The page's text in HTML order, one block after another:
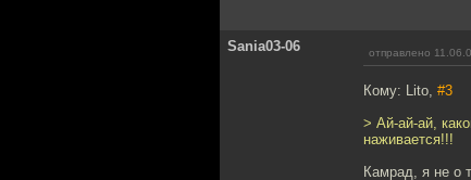
Sania03-06 отправлено
Кому: Lito, #3
> Ай-ай-ай,
наживается!!!
Камрад, я не о